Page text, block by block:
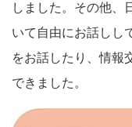
しました。その他、
いて自由にお話しし
をお話したり、情報
できました。